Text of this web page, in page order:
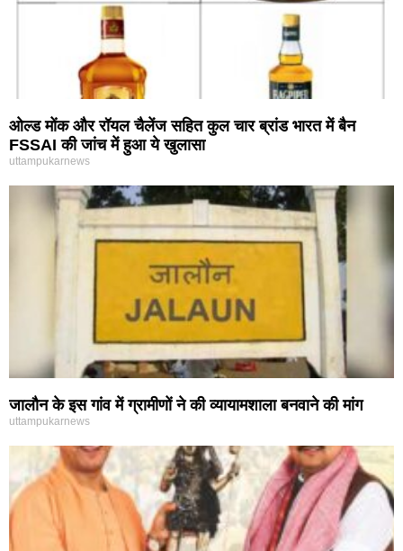
ओल्ड मोंक और रॉयल चैलेंज सहित कुल चार ब्रांड भारत में बैन
FSSAI की जांच में हुआ ये खुलासा
uttampukarnews
जालौन के इस गांव में ग्रामीणों ने की व्यायामशाला बनवाने की मांग
uttampukarnews